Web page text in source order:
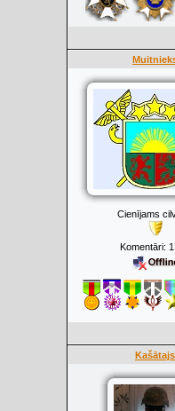
Cienījams
Komentāri:
Kašātajs